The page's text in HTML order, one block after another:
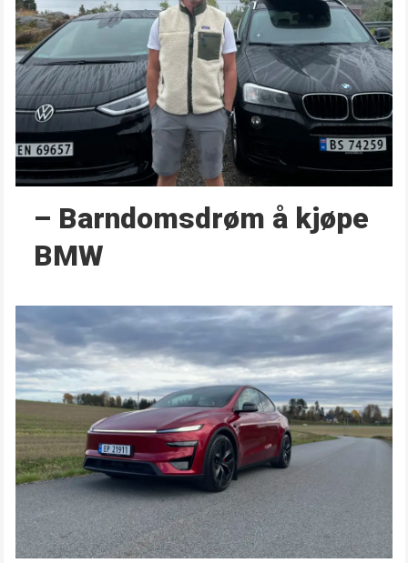
– Barndoms­drøm å kjøpe
BMW